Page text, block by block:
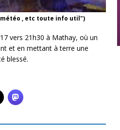
météo , etc toute info util")
vers 21h30 à Mathay, où un
et en mettant à terre une
blessé.